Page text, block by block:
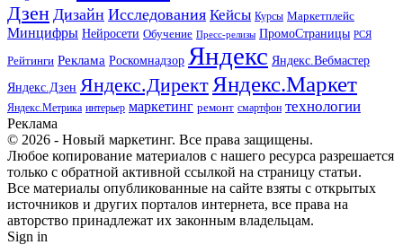
Дзен Дизайн Исследования Кейсы Курсы Маркетплейс
Минцифры Нейросети Обучение Пресс-релизы ПромоСтраницы РСЯ
Рейтинги Реклама Роскомнадзор Яндекс Яндекс.Вебмастер
Яндекс.Дзен Яндекс.ДиректЯндекс.Маркет
Яндекс.Метрика интерьер маркетинг ремонт смартфон технологии
Реклама
© 2026 - Новый маркетинг. Все права защищены.
Любое копирование материалов с нашего ресурса разрешается
только с обратной активной ссылкой на страницу статьи.
Все материалы опубликованные на сайте взяты с открытых
источников и других порталов интернета, все права на
авторство принадлежат их законным владельцам.
Sign in